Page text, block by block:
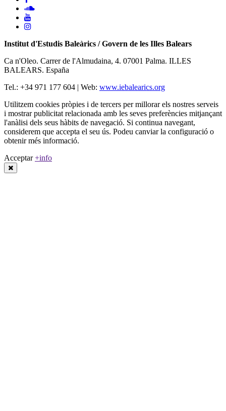
Institut d'Estudis Baleàrics / Govern de les Illes Balears
Ca n'Oleo. Carrer de l'Almudaina, 4. 07001 Palma. ILLES
BALEARS. España
Tel.: +34 971 177 604 | Web: www.iebalearics.org
Utilitzem cookies pròpies i de tercers per millorar els nostres serveis
i mostrar publicitat relacionada amb les seves preferències mitjançant
l'anàlisi dels seus hàbits de navegació. Si continua navegant,
considerem que accepta el seu ús. Podeu canviar la configuració o
obtenir més informació.
Acceptar +info